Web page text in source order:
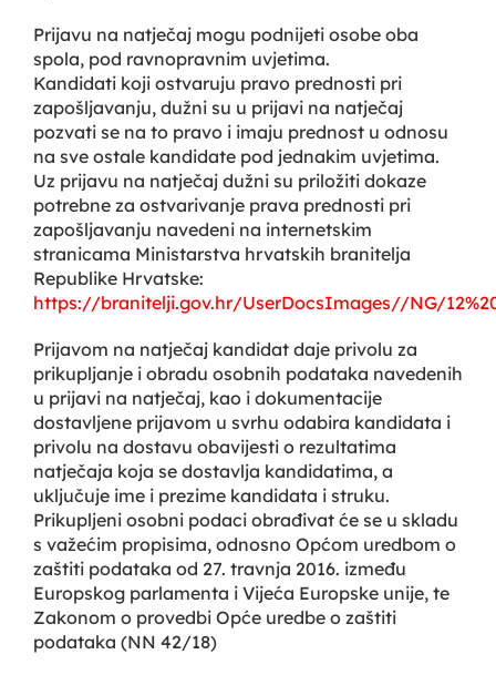
Prijavu na natječaj mogu podnijeti osobe oba
spola, pod ravnopravnim uvjetima.
Kandidati koji ostvaruju pravo prednosti pri
zapošljavanju, dužni su u prijavi na natječaj
pozvati se na to pravo i imaju prednost u odnosu
na sve ostale kandidate pod jednakim uvjetima.
Uz prijavu na natječaj dužni su priložiti dokaze
potrebne za ostvarivanje prava prednosti pri
zapošljavanju navedeni na internetskim
stranicama Ministarstva hrvatskih branitelja
Republike Hrvatske:
https://branitelji.gov.hr/UserDocsImages//NG/
Prijavom na natječaj kandidat daje privolu za
prikupljanje i obradu osobnih podataka navedenih
u prijavi na natječaj, kao i dokumentacije
dostavljene prijavom u svrhu odabira kandidata i
privolu na dostavu obavijesti o rezultatima
natječaja koja se dostavlja kandidatima, a
uključuje ime i prezime kandidata i struku.
Prikupljeni osobni podaci obrađivat će se u skladu
s važećim propisima, odnosno Općom uredbom o
zaštiti podataka od 27. travnja 2016. između
Europskog parlamenta i Vijeća Europske unije, te
Zakonom o provedbi Opće uredbe o zaštiti
podataka (NN 42/18)